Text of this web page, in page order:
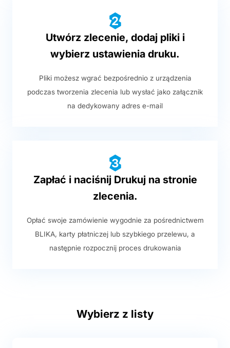
2
Utwórz zlecenie, dodaj pliki i
wybierz ustawienia druku.
Pliki możesz wgrać bezpośrednio z urządzenia
podczas tworzenia zlecenia lub wysłać jako załącznik
na dedykowany adres e-mail
3
Zapłać i naciśnij Drukuj na stronie
zlecenia.
Opłać swoje zamówienie wygodnie za pośrednictwem
BLIKA, karty płatniczej lub szybkiego przelewu, a
następnie rozpocznij proces drukowania
Wybierz z listy